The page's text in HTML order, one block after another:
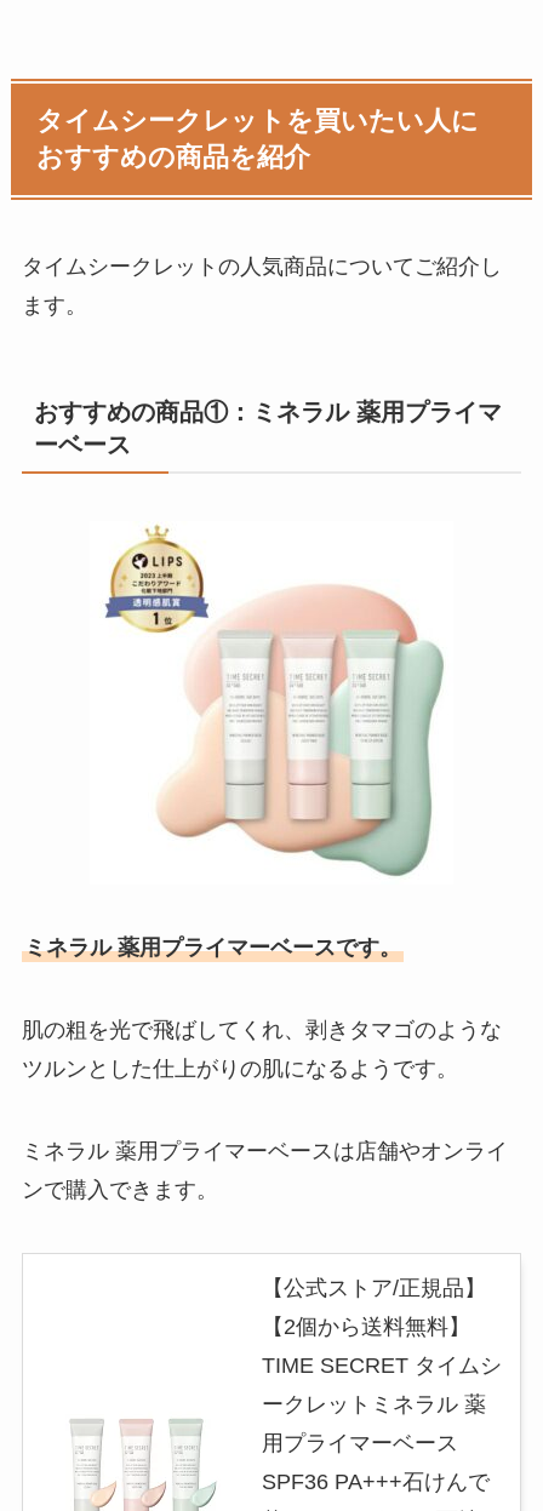
タイムシークレットを買いたい人に
おすすめの商品を紹介
タイムシークレットの人気商品についてご紹介し
ます。
おすすめの商品①：ミネラル 薬用プライマ
ーベース
ミネラル 薬用プライマーベースです。
肌の粗を光で飛ばしてくれ、剥きタマゴのような
ツルンとした仕上がりの肌になるようです。
ミネラル 薬用プライマーベースは店舗やオンライ
ンで購入できます。
【公式ストア/正規品】
【2個から送料無料】
TIME SECRET タイムシ
ークレットミネラル 薬
用プライマーベース
SPF36 PA+++石けんで